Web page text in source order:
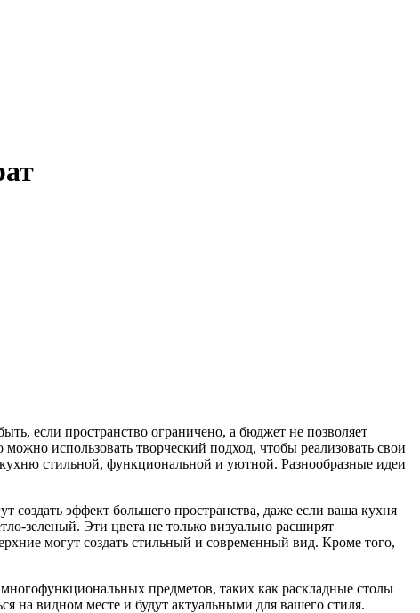
если пространство ограничено, а бюджет не позволяет
использовать творческий подход, чтобы реализовать свои
стильной, функциональной и уютной. Разнообразные идеи
эффект большего пространства, даже если ваша кухня
зеленый. Эти цвета не только визуально расширят
могут создать стильный и современный вид. Кроме того,
предметов, таких как раскладные столы
на видном месте и будут актуальными для вашего стиля.